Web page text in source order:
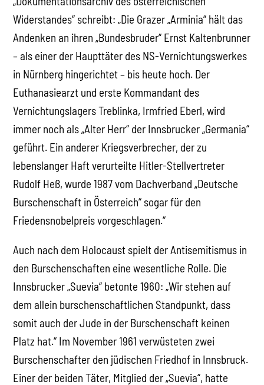
Widerstandes“ schreibt: „Die Grazer „Arminia“ hält das
Andenken an ihren „Bundesbruder“ Ernst Kaltenbrunner
– als einer der Haupttäter des NS-Vernichtungswerkes
in Nürnberg hingerichtet – bis heute hoch. Der
Euthanasiearzt und erste Kommandant des
Vernichtungslagers Treblinka, Irmfried Eberl, wird
immer noch als „Alter Herr“ der Innsbrucker „Germania“
geführt. Ein anderer Kriegsverbrecher, der zu
lebenslanger Haft verurteilte Hitler-Stellvertreter
Rudolf Heß, wurde 1987 vom Dachverband „Deutsche
Burschenschaft in Österreich“ sogar für den
Friedensnobelpreis vorgeschlagen.“
Auch nach dem Holocaust spielt der Antisemitismus in
den Burschenschaften eine wesentliche Rolle. Die
Innsbrucker „Suevia“ betonte 1960: „Wir stehen auf
dem allein burschenschaftlichen Standpunkt, dass
somit auch der Jude in der Burschenschaft keinen
Platz hat.“ Im November 1961 verwüsteten zwei
Burschenschafter den jüdischen Friedhof in Innsbruck.
Einer der beiden Täter, Mitglied der „Suevia“, hatte